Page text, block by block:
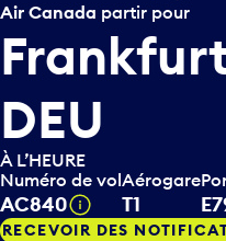
Air Canada partir pour
DEU
À L’HEURE
Numéro de vol
AC840 Infobulle
Aérogare
T1
RECEVOIR DES